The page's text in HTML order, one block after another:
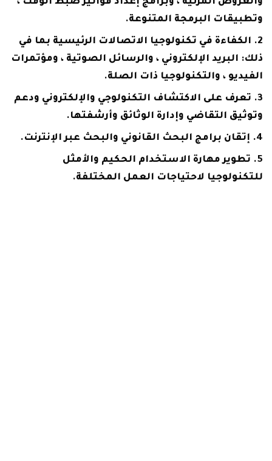
والعروض المرئية ، وبرامج إعداد فواتير ضبط الوقت ،
وتطبيقات البرمجة المتنوعة.
الكفاءة في تكنولوجيا الاتصالات الرئيسية بما في
ذلك: البريد الإلكتروني ، والرسائل الصوتية ، ومؤتمرات
الفيديو ، والتكنولوجيا ذات الصلة.
تعرف على الاكتشاف التكنولوجي والإلكتروني ودعم
وتوثيق التقاضي وإدارة الوثائق وأرشفتها.
إتقان برامج البحث القانوني والبحث عبر الإنترنت.
تطوير مهارة الاستخدام الحكيم والأمثل
للتكنولوجيا لاحتياجات العمل المختلفة.